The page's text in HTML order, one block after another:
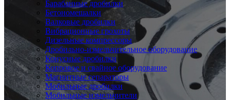
Барабанные дробилки
Бетономешалки
Валковые дробилки
Вибрационные грохоты
Дизельные компрессоры
Дробильно-измельчительное оборудование
Конусные дробилки
Копровое и свайное оборудование
Магнитные сепараторы
Мобильные дробилки
Мобильные измельчители